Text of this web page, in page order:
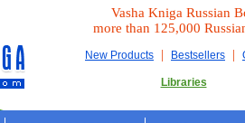
Vasha Kniga Russian
more than 125,000
New Products | Bestsellers |
Libraries